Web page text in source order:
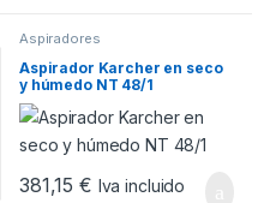
Aspiradores
Aspirador Karcher en seco
y húmedo NT 48/1
381,15€ Iva incluido